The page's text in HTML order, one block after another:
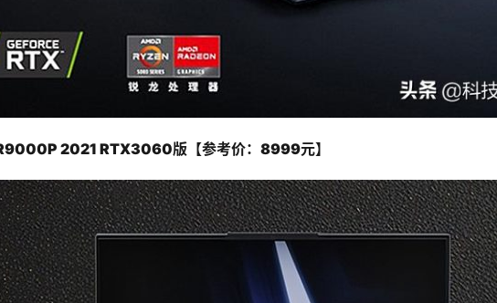
2021 RTX3060版【参考价：8999元】